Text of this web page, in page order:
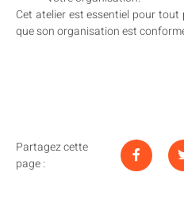
Cet atelier est essentiel pour
que son organisation est
Partagez cette
page :